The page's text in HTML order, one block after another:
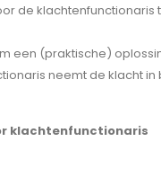
de klachtenfunctionaris
een (praktische)
neemt de klacht in
klachtenfunctionaris